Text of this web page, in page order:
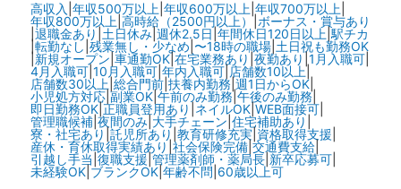
高収入 年収500万以上 年収600万以上 年収700万以上
年収800万以上 高時給（2500円以上）| ボーナス・賞与あり
退職金あり 土日休み| 週休2.5日 年間休日120日以上 駅チカ
|転勤なし 残業無し・少なめ 〜18時の職場| 土日祝も勤務OK
|新規オープン 車通勤OK|在宅業務あり 夜勤あり 1月入職可|
4月入職可| 10月入職可| 年内入職可| 店舗数10以上|
店舗数30以上 総合門前| 扶養内勤務 週1日からOK|
小児処方対応| 副業OK| 午前のみ勤務| 午後のみ勤務|
即日勤務OK| 正職員登用あり ネイルOK| WEB面接可|
管理職候補| 夜間のみ| 大手チェーン 住宅補助あり
寮・社宅あり 託児所あり 教育研修充実| 資格取得支援
産休・育休取得実績あり 社会保険完備| 交通費支給|
引越し手当 復職支援 |管理薬剤師・薬局長| 新卒応募可|
未経験OK| ブランクOK| 年齢不問 60歳以上可